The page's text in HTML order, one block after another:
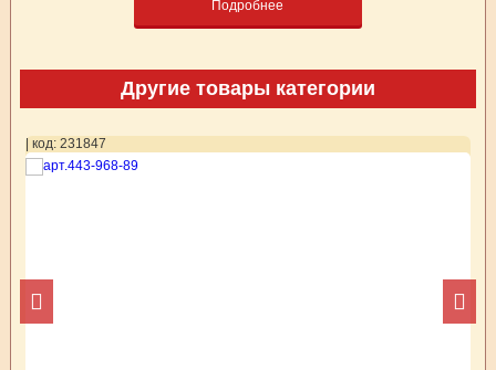
Подробнее
Другие товары категории
| код: 231847